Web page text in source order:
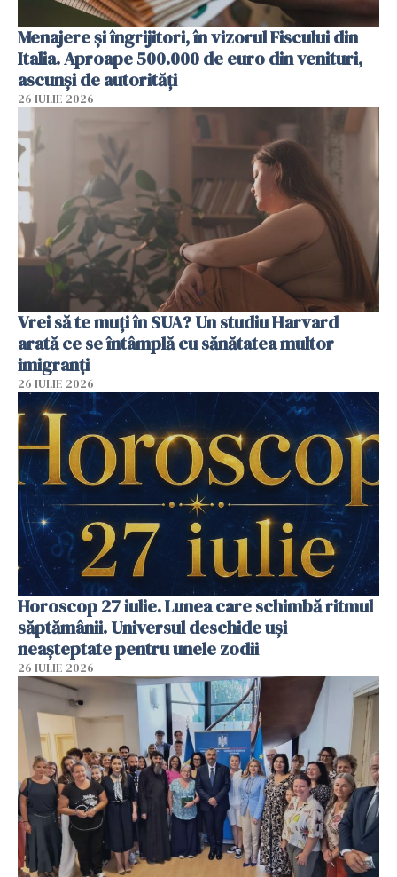
Menajere și îngrijitori, în vizorul Fiscului din
Italia. Aproape 500.000 de euro din venituri,
ascunși de autorități
26 IULIE 2026
Vrei să te muți în SUA? Un studiu Harvard
arată ce se întâmplă cu sănătatea multor
imigranți
26 IULIE 2026
Horoscop 27 iulie. Lunea care schimbă ritmul
săptămânii. Universul deschide uși
neașteptate pentru unele zodii
26 IULIE 2026